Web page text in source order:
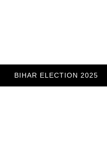
BIHAR ELECTION 2025